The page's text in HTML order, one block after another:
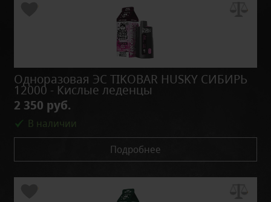
Одноразовая ЭС TIKOBAR HUSKY СИБИРЬ
12000 - Кислые леденцы
2 350 руб.
В наличии
Подробнее